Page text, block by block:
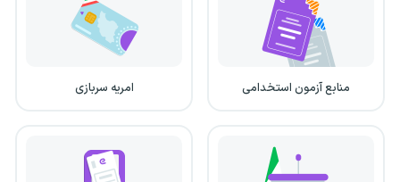
منابع آزمون استخدامی امریه سربازی